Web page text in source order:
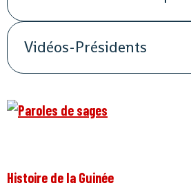
Vidéos-Présidents
Histoire de la Guinée